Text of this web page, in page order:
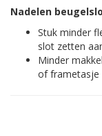
Nadelen
Stuk minder
slot zetten
Minder
of frametasje